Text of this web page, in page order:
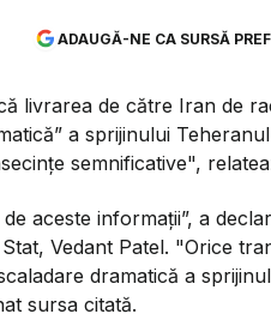
ADAUGĂ-NE CA SURSĂ
livrarea de către Iran de
a sprijinului
semnificative",
aceste informaţii”, a
Vedant Patel. "Orice
dramatică a
sursa citată.